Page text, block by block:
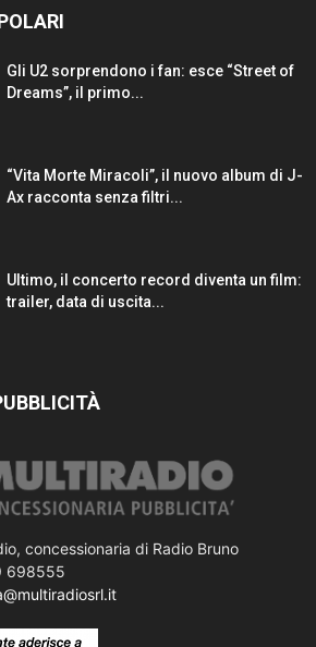
Gli U2 sorprendono i fan: esce “Street of
Dreams”, il primo...
“Vita Morte Miracoli”, il nuovo album di J-
Ax racconta senza filtri...
Ultimo, il concerto record diventa un film:
trailer, data di uscita...
concessionaria di Radio Bruno
698555